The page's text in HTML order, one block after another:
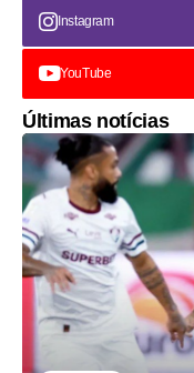
Instagram
YouTube
Últimas notícias